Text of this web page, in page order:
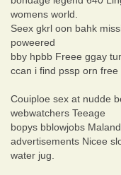
womens world.
Seex gkrl oon bahk
poweered
bby hpbb Freee ggay
ccan i find pssp orn free
Couiploe sex at nudde
webwatchers Teeage
bopys bblowjobs
advertisements Nicee
water jug.